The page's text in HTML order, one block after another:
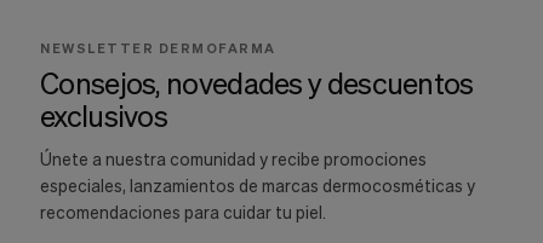
NEWSLETTER DERMOFARMA
Consejos, novedades y descuentos
exclusivos
Únete a nuestra comunidad y recibe promociones
especiales, lanzamientos de marcas dermocosméticas y
recomendaciones para cuidar tu piel.